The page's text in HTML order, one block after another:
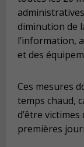
diminution de
l’information,
et des
Ces mesures
temps chaud,
d’être
premières